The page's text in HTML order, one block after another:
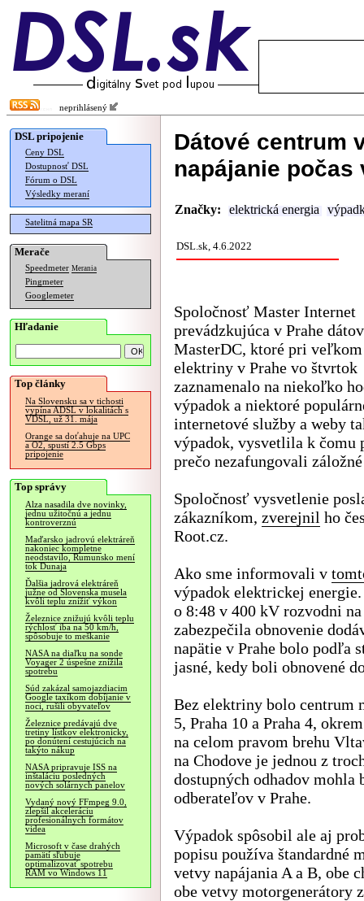
neprihlásený
DSL pripojenie
Ceny DSL
Dostupnosť DSL
Fórum o DSL
Výsledky meraní
Satelitná mapa SR
Merače
Speedmeter Merania
Pingmeter
Googlemeter
Hľadanie
Top články
Na Slovensku sa v tichosti
vypína ADSL v lokalitách s
VDSL, už 31. mája
Orange sa doťahuje na UPC
a O2, spustí 2.5 Gbps
pripojenie
Top správy
Alza nasadila dve novinky,
jednu užitočnú a jednu
kontroverznú
Maďarsko jadrovú elektráreň
nakoniec kompletne
neodstavilo, Rumunsko mení
tok Dunaja
Ďalšia jadrová elektráreň
južne od Slovenska musela
kvôli teplu znížiť výkon
Železnice znižujú kvôli teplu
rýchlosť iba na 50 km/h,
spôsobuje to meškanie
NASA na diaľku na sonde
Voyager 2 úspešne znížila
spotrebu
Súd zakázal samojazdiacim
Google taxíkom dobíjanie v
noci, rušili obyvateľov
Železnice predávajú dve
tretiny lístkov elektronicky,
po donútení cestujúcich na
takýto nákup
NASA pripravuje ISS na
inštaláciu posledných
nových solárnych panelov
Vydaný nový FFmpeg 9.0,
zlepšil akceleráciu
profesionálnych formátov
videa
Microsoft v čase drahých
pamätí sľubuje
optimalizovať spotrebu
RAM vo Windows 11
Dátové centrum
napájanie počas
Značky: elektrická energia
DSL.sk, 4.6.2022
Spoločnosť Master Internet
prevádzkujúca v Prahe
MasterDC, ktoré pri
elektriny v Prahe vo štvrtok
zaznamenalo na niekoľko
výpadok a niektoré
internetové služby a weby
výpadok, vysvetlila k čomu
prečo nezafungovali
Spoločnosť vysvetlenie
zákazníkom, zverejnil ho
Root.cz.
Ako sme informovali v
výpadok elektrickej
o 8:48 v 400 kV rozvodni
zabezpečila obnovenie
napätie v Prahe bolo podľa
jasné, kedy boli obnovené
Bez elektriny bolo centrum
5, Praha 10 a Praha 4,
na celom pravom brehu
na Chodove je jednou z
dostupných odhadov
odberateľov v Prahe.
Výpadok spôsobil ale aj
popisu používa štandardné
vetvy napájania A a B, obe
obe vetvy motorgenerátory